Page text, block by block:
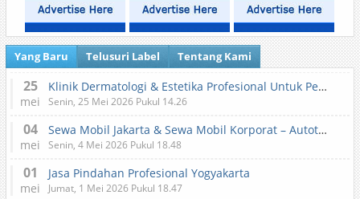
Yang Baru Telusuri Label Tentang Kami
25
mei
Klinik Dermatologi & Estetika Profesional Untuk Perawatan Kulit dan Kecantikan
Senin, 25 Mei 2026 Pukul 14.26
04
mei
Sewa Mobil Jakarta & Sewa Mobil Korporat – Autotranz Indonesia
Senin, 4 Mei 2026 Pukul 18.48
01
mei
Jasa Pindahan Profesional Yogyakarta
Jumat, 1 Mei 2026 Pukul 18.47